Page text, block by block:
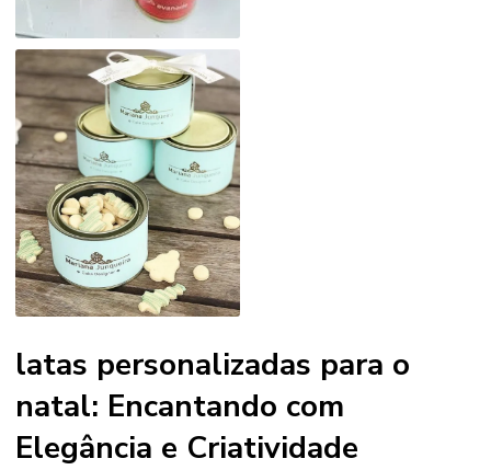
latas personalizadas para o
natal: Encantando com
Elegância e Criatividade